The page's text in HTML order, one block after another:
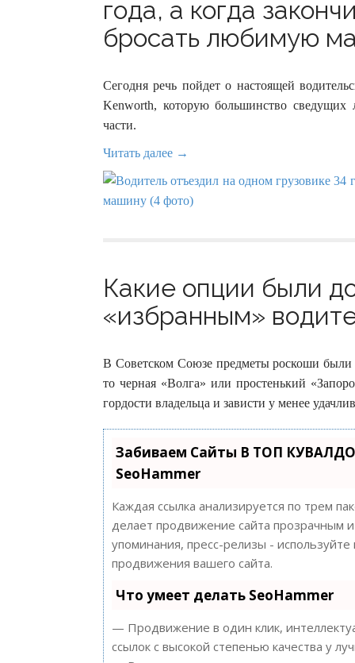
года, а когда
бросать любимую
Сегодня речь пойдет о настоящей
Kenworth, которую большинство сведущих
части.
Читать далее →
Какие опции были
«избранным»
В Советском Союзе предметы роскоши
то черная «Волга» или простенький
гордости владельца и зависти у менее
Забиваем Сайты В ТОП
SeoHammer
Каждая ссылка анализируется по трем
делает продвижение сайта прозрачным
упоминания, пресс-релизы -
продвижения вашего сайта.
Что умеет делать SeoHammer
— Продвижение в один клик,
ссылок с высокой степенью качества у